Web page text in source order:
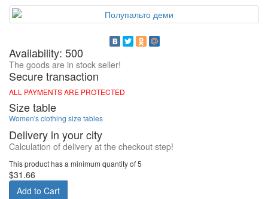
Availability: 500
The goods are in stock seller!
Secure transaction
ALL PAYMENTS ARE PROTECTED
Size table
Women's clothing size tables
Delivery in your city
Calculation of delivery at the checkout step!
This product has a minimum quantity of 5
$31.66
Add to Cart